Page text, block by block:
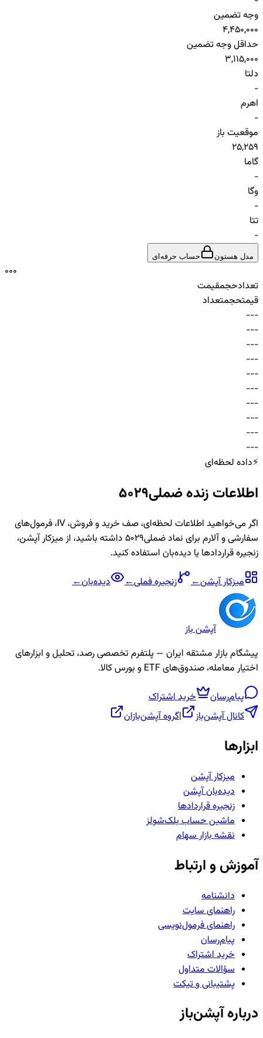
وجه تضمین
4,450,000
حداقل وجه تضمین
3,115,000
دلتا
-
اهرم
-
موقعیت باز
25,259
گاما
-
وگا
-
تتا
-
مدل هستون حساب حرفه‌ای
000
تعدادحجمقیمت
قیمتحجمتعداد
-
-
-
-
-
-
-
-
-
-
-
-
-
-
-
-
-
-
-
-
-
-
-
-
-
-
-
-
-
-
⚡داده لحظه‌ای
اطلاعات زندهضملی5029
اگر می‌خواهید اطلاعات لحظه‌ای، صف خرید و فروش، IV، فرمول‌های
سفارشی و آلارم برای نمادضملی5029
داشته باشید، از میزکار آپشن،
زنجیره قراردادها یا دیده‌بان استفاده کنید.
میزکار آپشن← زنجیرهفملی← دیده‌بان←
آپشن باز
پیشگام بازار مشتقه ایران — پلتفرم تخصصی رصد، تحلیل و ابزارهای
اختیار معامله، صندوق‌های ETF و بورس کالا.
پیام‌رسان
خرید اشتراک
کانال آپشن‌باز
|گروه آپشن‌بازان
ابزارها
میزکار آپشن
دیده‌بان آپشن
زنجیره قراردادها
ماشین حساب بلک‌شولز
نقشه بازار سهام
آموزش و ارتباط
دانشنامه
راهنمای سایت
راهنمای فرمول‌نویسی
پیام‌رسان
خرید اشتراک
سؤالات متداول
پشتیبانی و تیکت
درباره آپشن‌باز